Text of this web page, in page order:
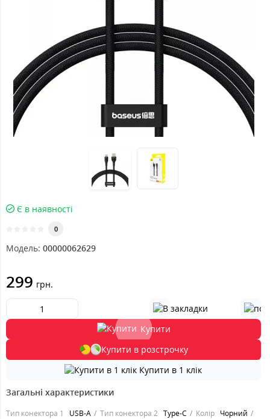
Є в наявності
0
Модель: 00000062629
299 грн.
Купити
Купити в розстрочку
Купити в 1 клік
Загальні характеристики
Тип конектора 1 USB-A Тип конектора 2 Type-C Колір Чорний